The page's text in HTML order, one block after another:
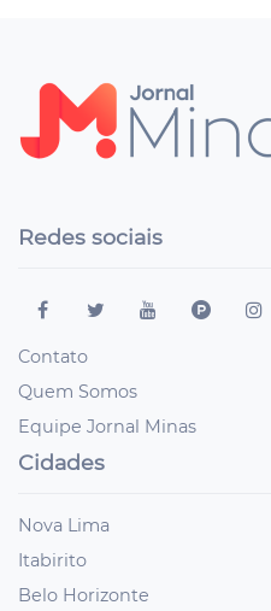
Redes sociais
Contato
Quem Somos
Equipe Jornal Minas
Cidades
Nova Lima
Itabirito
Belo Horizonte